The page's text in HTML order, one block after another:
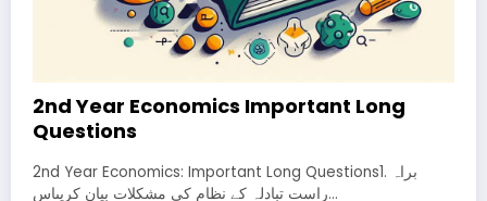
2nd Year Economics Important Long
Questions
2nd Year Economics: Important Long Questions1. براہ
راست تبادلہ کے نظام کی مشکلات بیان کریںاس…